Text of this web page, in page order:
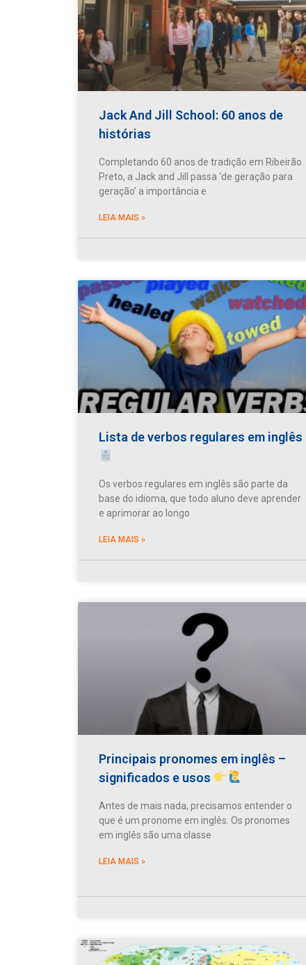
Jack And Jill School: 60 anos de
histórias
Completando 60 anos de tradição em Ribeirão
Preto, a Jack and Jill passa ‘de geração para
geração’ a importância e
LEIA MAIS »
Lista de verbos regulares em inglês
Os verbos regulares em inglês são parte da
base do idioma, que todo aluno deve aprender
e aprimorar ao longo
LEIA MAIS »
Principais pronomes em inglês –
significados e usos
Antes de mais nada, precisamos entender o
que é um pronome em inglês. Os pronomes
em inglês são uma classe
LEIA MAIS »